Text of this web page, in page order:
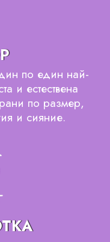
по един най-
и естествена
по размер,
и сияние.